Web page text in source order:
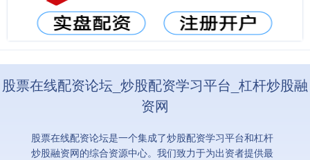
股票在线配资论坛_炒股配资学习平台_杠杆炒股融
资网
股票在线配资论坛是一个集成了炒股配资学习平台和杠杆
炒股融资网的综合资源中心。我们致力于为出资者提供最